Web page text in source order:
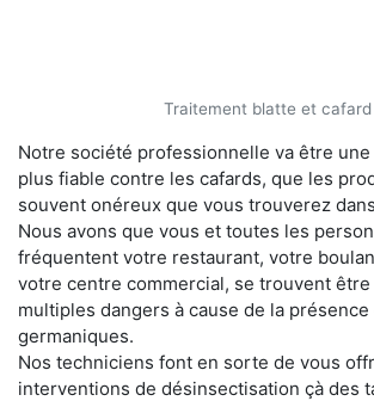
Traitement blatte et cafard
Notre société professionnelle va être
plus fiable contre les cafards, que les
souvent onéreux que vous trouverez
Nous avons que vous et toutes les
fréquentent votre restaurant, votre
votre centre commercial, se trouvent être
multiples dangers à cause de la présence
germaniques.
Nos techniciens font en sorte de vous
interventions de désinsectisation çà des